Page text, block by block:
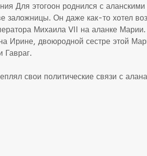
Для этогоон роднился с
заложницы. Он даже как-то хотел
Михаила VII на аланке
Ирине, двоюродной сестре этой
Гавраг.
свои политические связи с